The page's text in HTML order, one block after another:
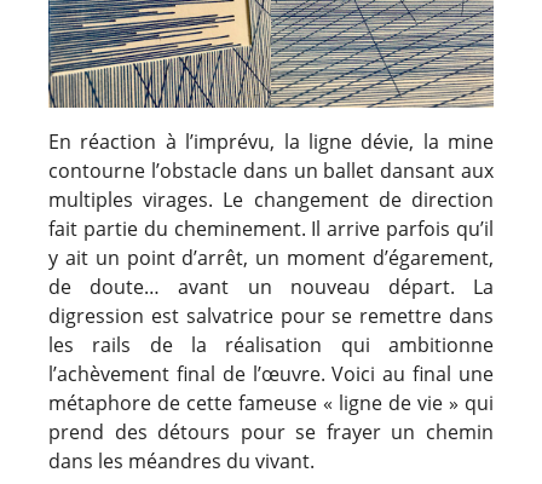
En réaction à l’imprévu, la ligne dévie, la mine
contourne l’obstacle dans un ballet dansant aux
multiples virages. Le changement de direction
fait partie du cheminement. Il arrive parfois qu’il
y ait un point d’arrêt, un moment d’égarement,
de doute… avant un nouveau départ. La
digression est salvatrice pour se remettre dans
les rails de la réalisation qui ambitionne
l’achèvement final de l’œuvre. Voici au final une
métaphore de cette fameuse « ligne de vie » qui
prend des détours pour se frayer un chemin
dans les méandres du vivant.